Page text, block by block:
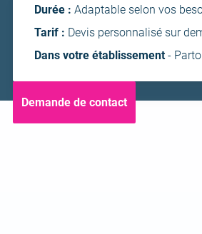
Durée :Adaptable selon vos
Tarif : Devis personnalisé sur
Dans votre établissement-
Demande de contact